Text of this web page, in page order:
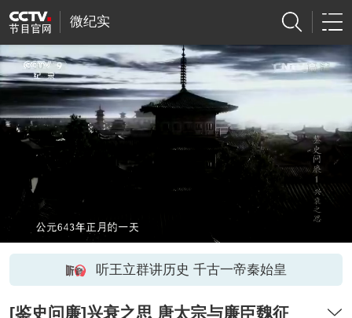
微纪实
听王立群讲历史 千古一帝秦始皇
[鉴史问廉]兴衰之思 唐太宗与廉臣魏征